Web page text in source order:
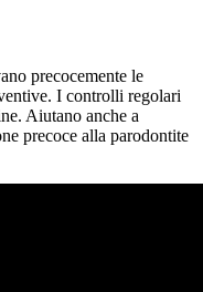
precocemente le
I controlli regolari
Aiutano anche a
precoce alla parodontite